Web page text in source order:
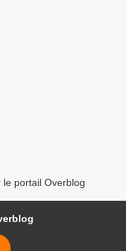
portail Overblog